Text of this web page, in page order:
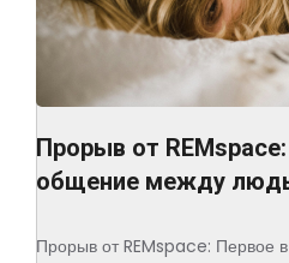
Прорыв от
общение между
Прорыв от REMspace: Первое